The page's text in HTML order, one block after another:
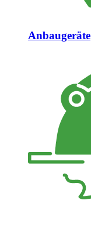
Anbaugeräte